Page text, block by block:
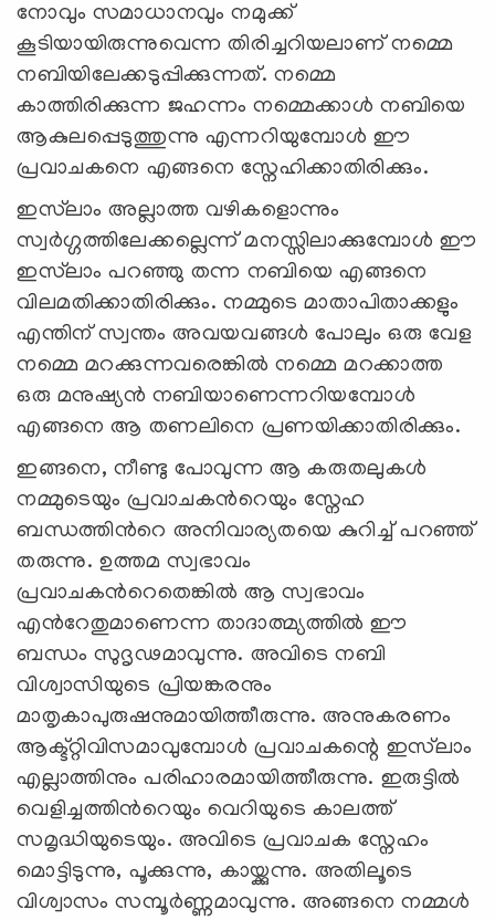
നോവും സമാധാനവും നമുക്ക്
കൂടിയായിരുന്നുവെന്ന തിരിച്ചറിയലാണ് നമ്മെ
നബിയിലേക്കടുപ്പിക്കുന്നത്. നമ്മെ
കാത്തിരിക്കുന്ന ജഹന്നം നമ്മെക്കാള്‍ നബിയെ
ആകുലപ്പെടുത്തുന്നു എന്നറിയുമ്പോള്‍ ഈ
പ്രവാചകനെ എങ്ങനെ സ്നേഹിക്കാതിരിക്കും.
ഇസ്‍ലാം അല്ലാത്ത വഴികളൊന്നും
സ്വര്‍ഗ്ഗത്തിലേക്കല്ലെന്ന് മനസ്സിലാക്കുമ്പോള്‍ ഈ
ഇസ്‍ലാം പറഞ്ഞു തന്ന നബിയെ എങ്ങനെ
വിലമതിക്കാതിരിക്കും. നമ്മുടെ മാതാപിതാക്കളും
എന്തിന് സ്വന്തം അവയവങ്ങള്‍ പോലും ഒരു വേള
നമ്മെ മറക്കുന്നവരെങ്കില്‍ നമ്മെ മറക്കാത്ത
ഒരു മനുഷ്യന്‍ നബിയാണെന്നറിയമ്പോള്‍
എങ്ങനെ ആ തണലിനെ പ്രണയിക്കാതിരിക്കും.
ഇങ്ങനെ, നീണ്ടു പോവുന്ന ആ കരുതലുകള്‍
നമ്മുടെയും പ്രവാചകന്‍റെയും സ്നേഹ
ബന്ധത്തിന്‍റെ അനിവാര്യതയെ കുറിച്ച് പറഞ്ഞ്
തരുന്നു. ഉത്തമ സ്വഭാവം
പ്രവാചകന്‍റെതെങ്കില്‍ ആ സ്വഭാവം
എന്‍റേതുമാണെന്ന താദാത്മ്യത്തില്‍ ഈ
ബന്ധം സുദൃഢമാവുന്നു. അവിടെ നബി
വിശ്വാസിയുടെ പ്രിയങ്കരനും
മാതൃകാപുരുഷനുമായിത്തീരുന്നു. അനുകരണം
ആക്ട്റ്റിവിസമാവുമ്പോള്‍ പ്രവാചകന്റെ ഇസ്‍ലാം
എല്ലാത്തിനും പരിഹാരമായിത്തീരുന്നു. ഇരുട്ടില്‍
വെളിച്ചത്തിന്‍റെയും വെറിയുടെ കാലത്ത്
സമൃദ്ധിയുടെയും. അവിടെ പ്രവാചക സ്നേഹം
മൊട്ടിടുന്നു, പൂക്കുന്നു, കായ്ക്കുന്നു. അതിലൂടെ
വിശ്വാസം സമ്പൂര്‍ണ്ണമാവുന്നു. അങ്ങനെ നമ്മള്‍